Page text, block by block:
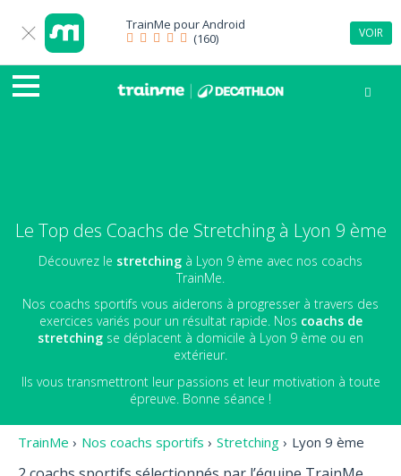
TrainMe pourAndroid
(160)
VOIR
Le Top des Coachs de Stretching à Lyon 9 ème
Découvrez le stretching à Lyon 9 ème avec nos coachs
TrainMe.
Nos coachs sportifs vous aiderons à progresser à travers des
exercices variés pour un résultat rapide. Nos coachs de
stretching se déplacent à domicile à Lyon 9 ème ou en
extérieur.
Ils vous transmettront leur passions et leur motivation à toute
épreuve. Bonne séance !
TrainMe › Nos coachs sportifs › Stretching › Lyon 9 ème